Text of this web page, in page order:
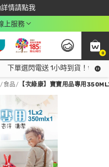
情請點我
高回饋$350
上服務
0
下單選閃電送 1小時到貨！領神
食品/ 【次綠康】寶寶用品專用